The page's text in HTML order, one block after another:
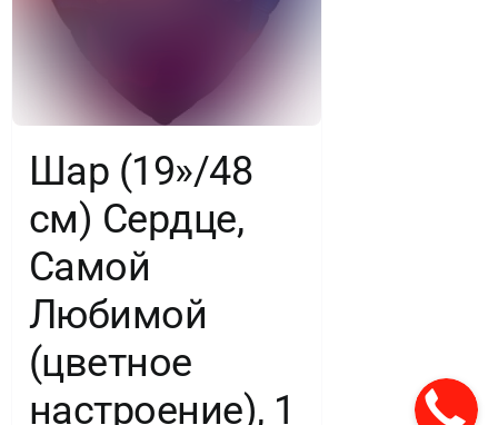
Шар (19»/48
см) Сердце,
Самой
Любимой
(цветное
настроение), 1